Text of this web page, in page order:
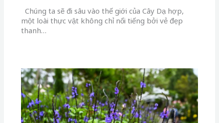
Chúng ta sẽ đi sâu vào thế giới của Cây Dạ hợp,
một loài thực vật không chỉ nổi tiếng bởi vẻ đẹp
thanh…